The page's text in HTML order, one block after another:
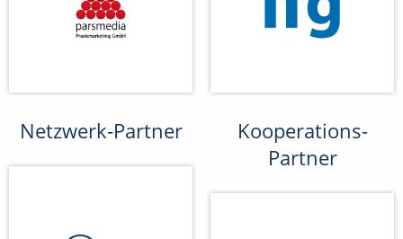
Netzwerk-Partner
Kooperations-
Partner